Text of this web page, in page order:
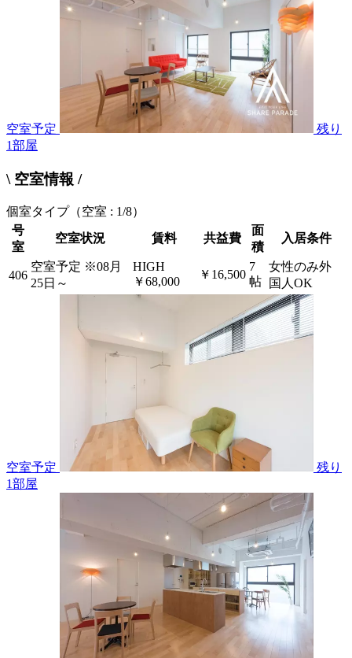
空室予定
残り
1部屋
\ 空室情報 /
個室タイプ（空室 : 1/8）
号
室
空室状況 賃料 共益費
面
積
入居条件
406
空室予定 ※08月
25日～
HIGH
￥68,000
￥16,500
7
帖
女性のみ外
国人OK
空室予定
残り
1部屋